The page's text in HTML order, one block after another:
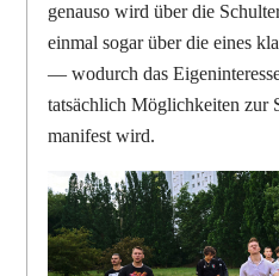
genauso wird über die
einmal sogar über die eines
— wodurch das
tatsächlich Möglichkeiten zur
manifest wird.